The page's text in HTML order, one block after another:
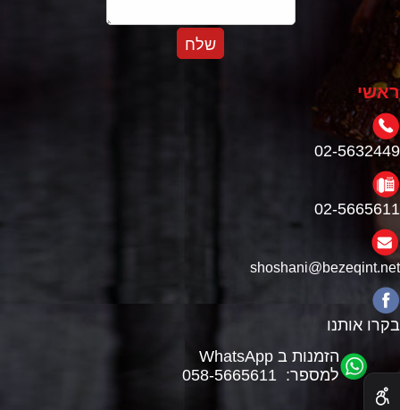
ראשי
02-5632449
02-5665611
shoshani@bezeqint.net
בקרו אותנו
הזמנות ב WhatsApp
למספר: 058-5665611